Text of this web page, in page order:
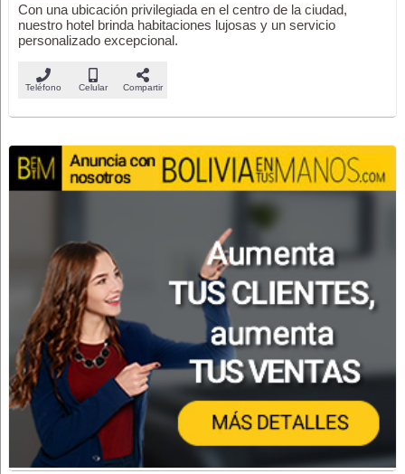
Con una ubicación privilegiada en el centro de la ciudad,
nuestro hotel brinda habitaciones lujosas y un servicio
personalizado excepcional.
Teléfono Celular Compartir